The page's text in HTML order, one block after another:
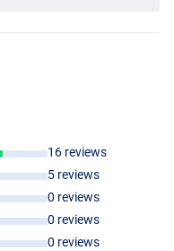
16 reviews
5 reviews
0 reviews
0 reviews
0 reviews